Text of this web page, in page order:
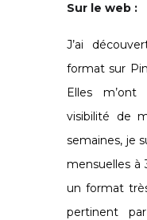
Sur le web :
J’ai
format sur
Elles
visibilité de
semaines, je
mensuelles à
un format
pertinent